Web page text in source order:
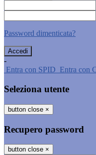
Password dimenticata?
-
Entra con SPID Entra con
Seleziona utente
button close ×
Recupero password
button close ×